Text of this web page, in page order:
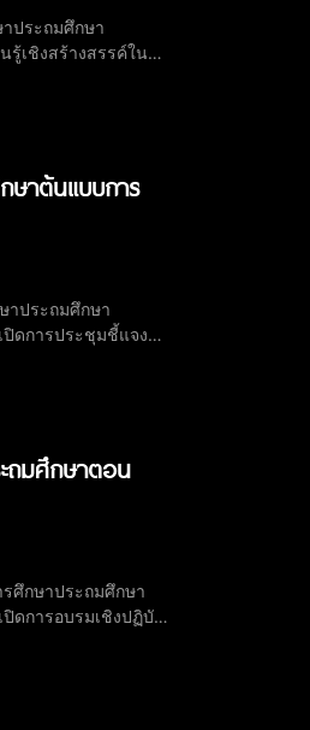
ประถมศึกษา
รู้เชิงสร้างสรรค์ใน
ษาต้นแบบการ
าประถมศึกษา
ปิดการประชุมชี้แจง
ถมศึกษาตอน
ศึกษาประถมศึกษา
ดการอบรมเชิงปฏิบัติ